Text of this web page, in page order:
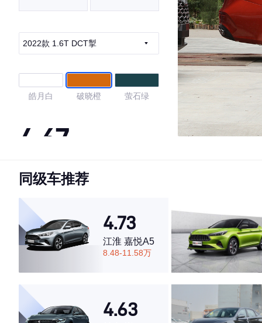
2022款 1.6T DCT掣
皓月白 破晓橙 萤石绿
4.67
·外观表现一般，低于67%同级车
·空间表现较为优秀，优于53%同级车
同级车推荐
4.73
江淮 嘉悦A5
8.48-11.58万
4.63